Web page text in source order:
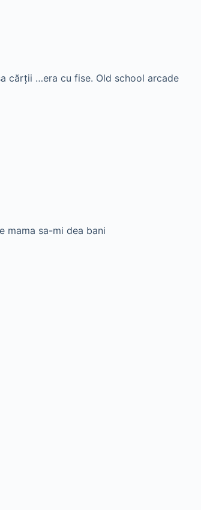
cărţii …era cu fise. Old school arcade
mama sa-mi dea bani